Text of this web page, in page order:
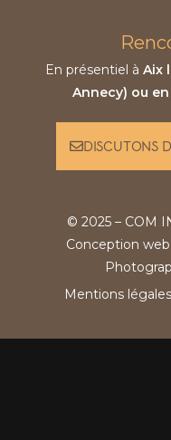
En présentiel à Aix
Annecy) ou
DISCUTONS
© 2025 – COM
Conception
Mentions légales